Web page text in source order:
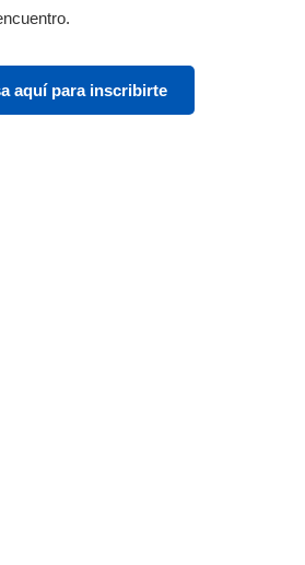
aquí para inscribirte